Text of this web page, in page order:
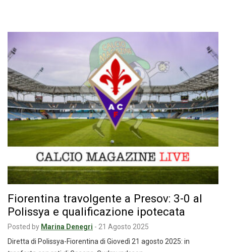
Fiorentina travolgente a Presov: 3-0 al
Polissya e qualificazione ipotecata
Posted by Marina Denegri - 21 Agosto 2025
Diretta di Polissya-Fiorentina di Giovedì 21 agosto 2025: in